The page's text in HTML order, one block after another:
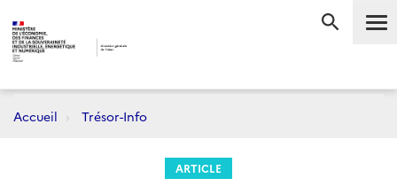
Accueil Trésor-Info
ARTICLE